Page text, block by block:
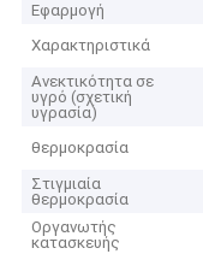
Εφαρμογή
Χαρακτηριστικά
Ανεκτικότητα σε
υγρό (σχετική
υγρασία)
θερμοκρασία
Στιγμιαία
θερμοκρασία
Οργανωτής
κατασκευής